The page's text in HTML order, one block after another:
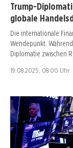
Trump-
globale
Die internationale
Wendepunkt.
Diplomatie zwischen
19.08.2025, 08:00 Uhr